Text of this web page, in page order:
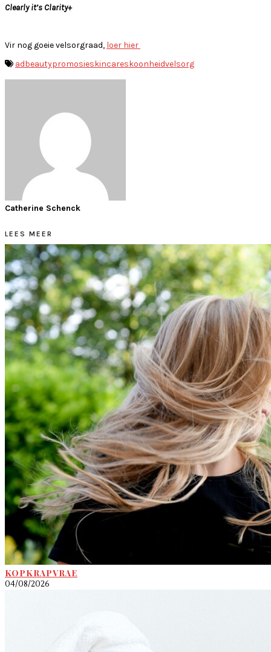
Clearly it’s Clarity+
Vir nog goeie velsorgraad, loer hier
adbeautypromosieskincareskoonheidvelsorg
Catherine Schenck
LEES MEER
KOPKRAPVRAE
04/08/2026